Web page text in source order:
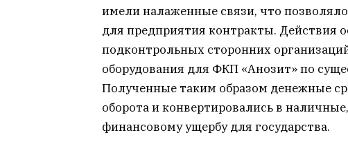
имели налаженные связи, что
для предприятия контракты. Действия
подконтрольных сторонних
оборудования для ФКП «Анозит» по
Полученные таким образом денежные
оборота и конвертировались в
финансовому ущербу для государства.